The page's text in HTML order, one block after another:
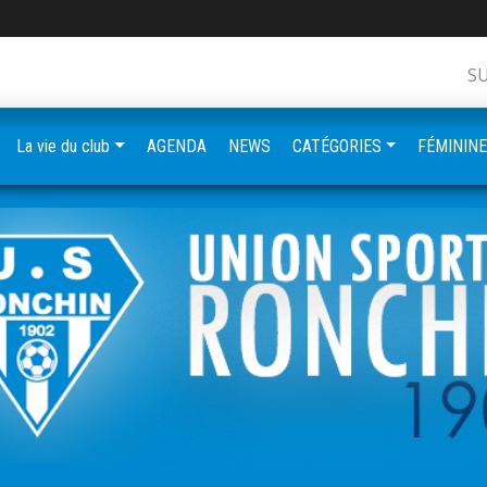
La vie du club AGENDA NEWS CATÉGORIES